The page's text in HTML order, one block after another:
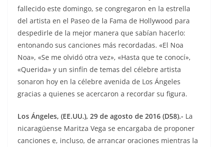
fallecido este domingo, se congregaron en la estrella
del artista en el Paseo de la Fama de Hollywood para
despedirle de la mejor manera que sabían hacerlo:
entonando sus canciones más recordadas. «El Noa
Noa», «Se me olvidó otra vez», «Hasta que te conocí»,
«Querida» y un sinfín de temas del célebre artista
sonaron hoy en la célebre avenida de Los Ángeles
gracias a quienes se acercaron a recordar su figura.
Los Ángeles, (EE.UU.), 29 de agosto de 2016 (D58).- La
nicaragüense Maritza Vega se encargaba de proponer
canciones e, incluso, de arrancar oraciones mientras la